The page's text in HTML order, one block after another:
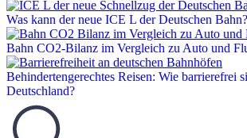
Was kann der neue ICE L der Deutschen Bahn?
Bahn CO2-Bilanz im Vergleich zu Auto und
Behindertengerechtes Reisen: Wie barrierefrei
Deutschland?